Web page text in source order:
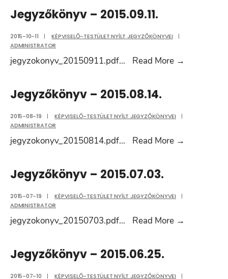
Jegyzőkönyv – 2015.09.11.
2015-10-11 | KÉPVISELŐ-TESTÜLET NYÍLT JEGYZŐKÖNYVEI
|
ADMINISTRATOR
jegyzokonyv_20150911.pdf... Read More →
Jegyzőkönyv – 2015.08.14.
2015-08-19 | KÉPVISELŐ-TESTÜLET NYÍLT JEGYZŐKÖNYVEI
|
ADMINISTRATOR
jegyzokonyv_20150814.pdf... Read More →
Jegyzőkönyv – 2015.07.03.
2015-07-19 | KÉPVISELŐ-TESTÜLET NYÍLT JEGYZŐKÖNYVEI
|
ADMINISTRATOR
jegyzokonyv_20150703.pdf... Read More →
Jegyzőkönyv – 2015.06.25.
2015-07-10 | KÉPVISELŐ-TESTÜLET NYÍLT JEGYZŐKÖNYVEI |